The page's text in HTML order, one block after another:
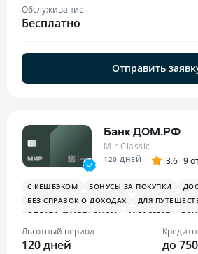
Обслуживание
Бесплатно
Отправить
Банк ДОМ.РФ
Mir Classic
120 ДНЕЙ 3.6 9
С КЕШБЭКОМ БОНУСЫ ЗА ПОКУПКИ
БЕЗ СПРАВОК О ДОХОДАХ
ДЛЯ
ОПЛАТА СМАРТФОНОМ
MIRACCEPT
БОНУСЫ В РЕСТОРАНАХ
Льготный период
120 дней до